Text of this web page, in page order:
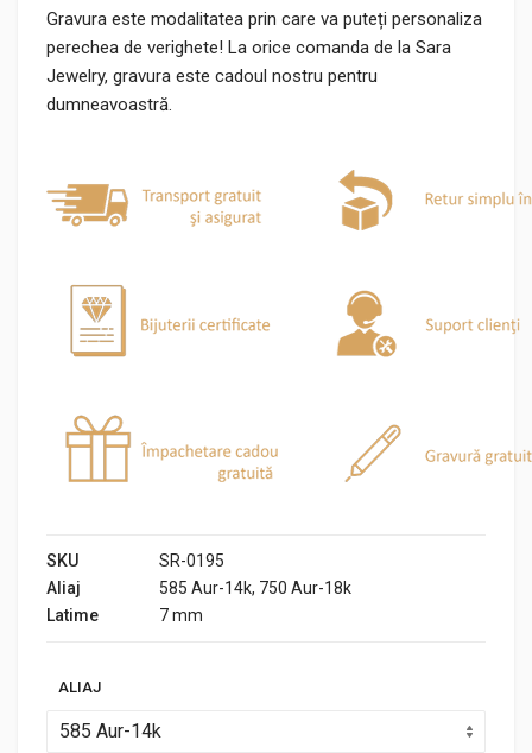
Gravura este modalitatea prin care va puteți personaliza
perechea de verighete! La orice comanda de la Sara
Jewelry, gravura este cadoul nostru pentru
dumneavoastră.
SKU
SR-0195
Aliaj
585 Aur-14k, 750 Aur-18k
Latime
7 mm
ALIAJ